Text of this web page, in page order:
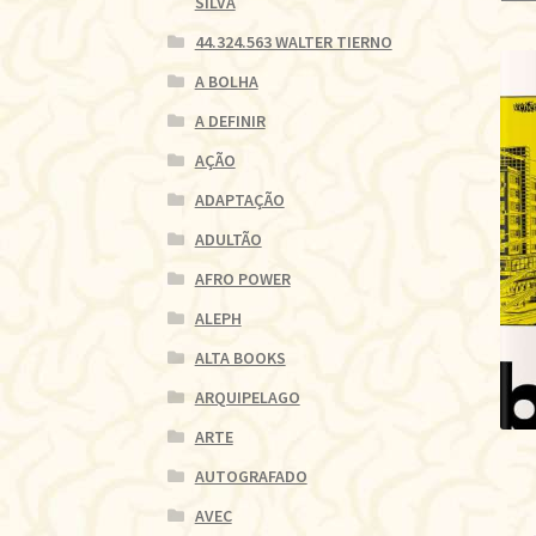
44.324.563 WALTER TIERNO
A BOLHA
A DEFINIR
AÇÃO
ADAPTAÇÃO
ADULTÃO
AFRO POWER
ALEPH
ALTA BOOKS
ARQUIPELAGO
ARTE
AUTOGRAFADO
AVEC